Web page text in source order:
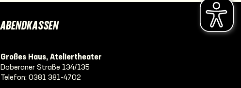
ABENDKASSEN
Großes Haus, Ateliertheater
Doberaner Straße 134/135
Telefon: 0381 381-4702